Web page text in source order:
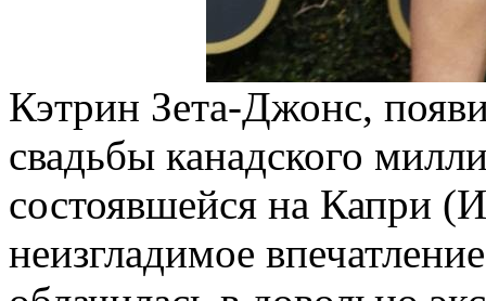
Кэтрин Зета-Джонс,
свадьбы канадского
состоявшейся на Капри
неизгладимое